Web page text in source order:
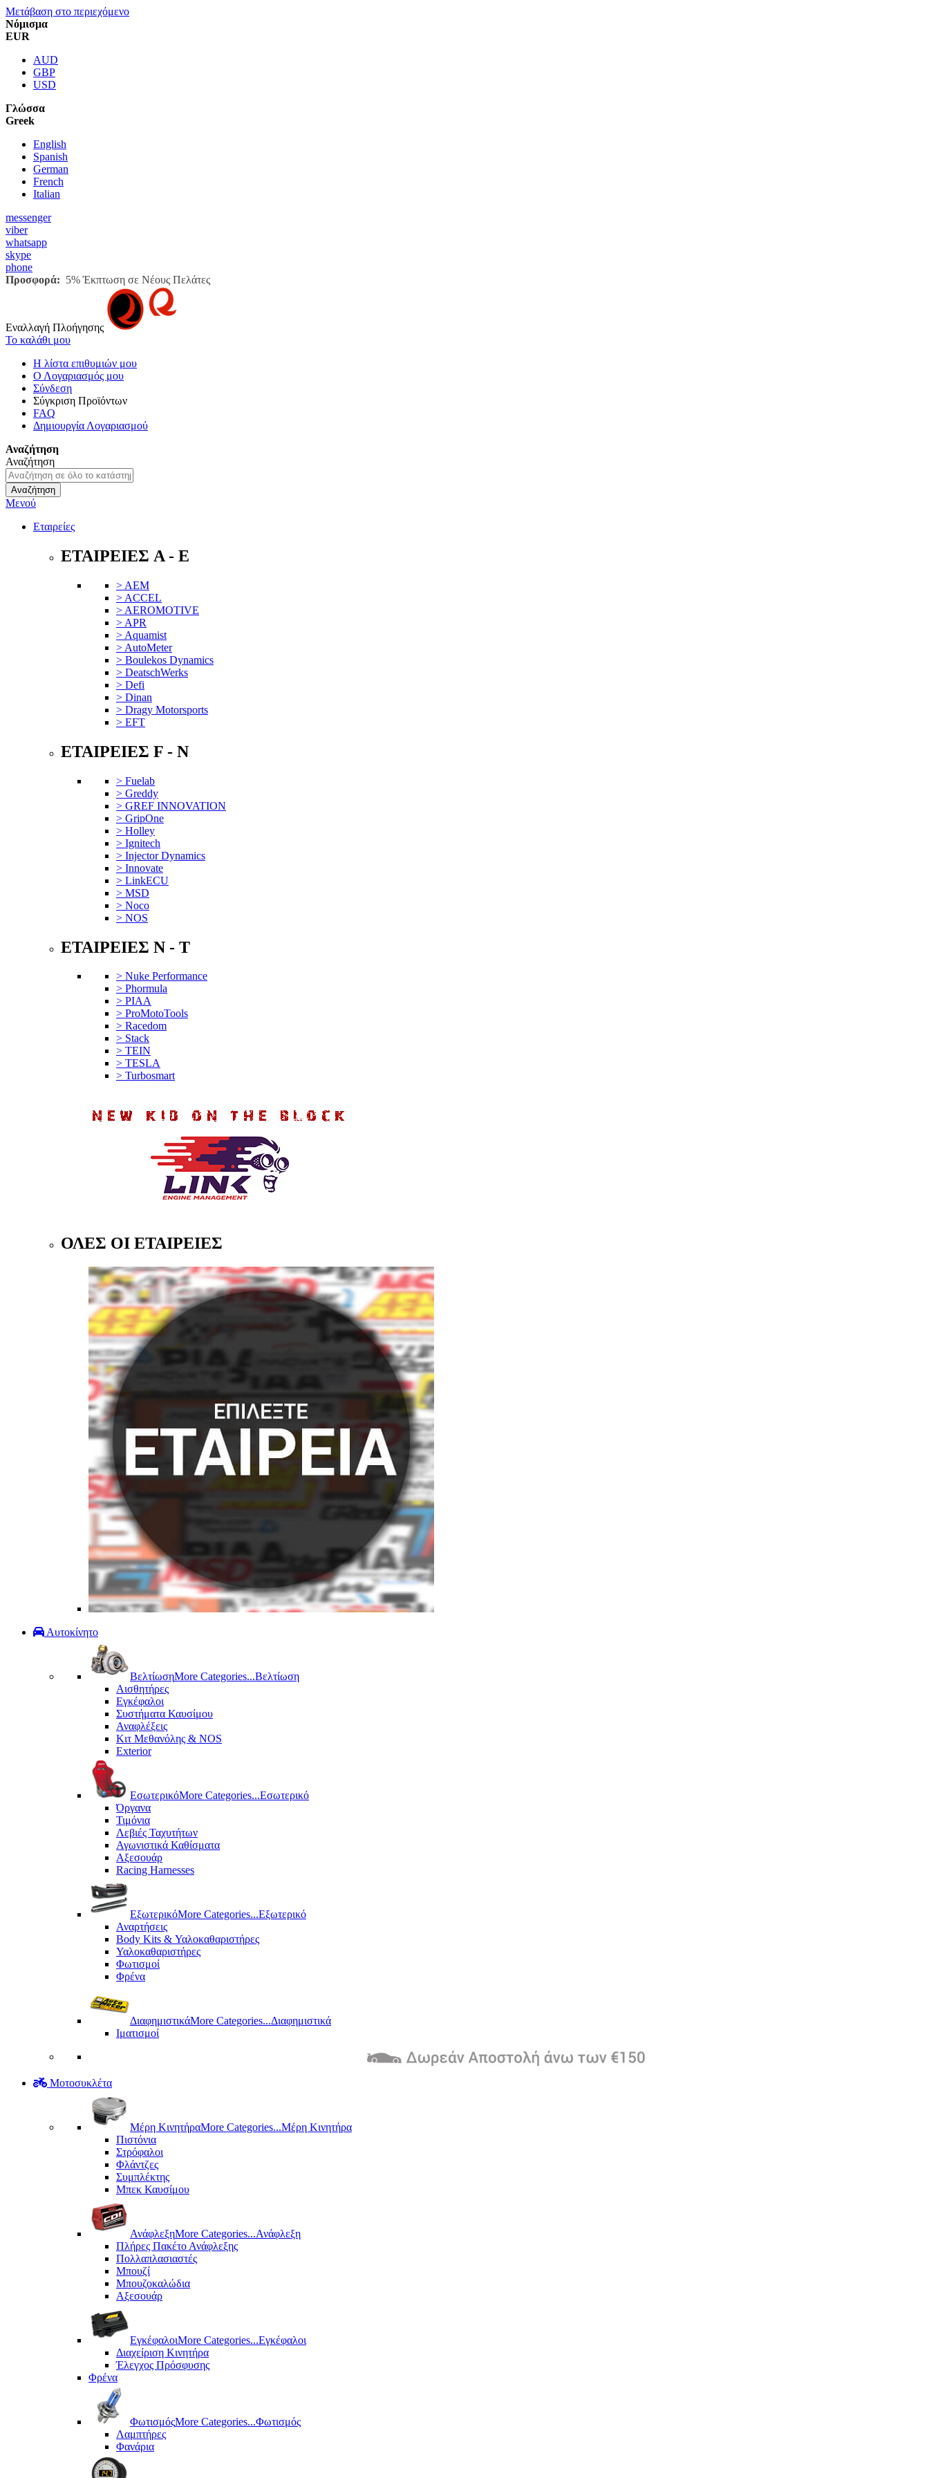
Μετάβαση στο περιεχόμενο
Νόμισμα
EUR
AUD
GBP
USD
Γλώσσα
Greek
English
Spanish
German
French
Italian
messenger
viber
whatsapp
skype
phone
Προσφορά: 5% Έκπτωση σε Νέους Πελάτες
Εναλλαγή Πλοήγησης
Το καλάθι μου
Η λίστα επιθυμιών μου
Ο Λογαριασμός μου
Σύνδεση
Σύγκριση Προϊόντων
FAQ
Δημιουργία Λογαριασμού
Αναζήτηση
Αναζήτηση
Αναζήτηση
Μενού
Εταιρείες
ΕΤΑΙΡΕΙΕΣ A - E
> AEM
> ACCEL
> AEROMOTIVE
> APR
> Aquamist
> AutoMeter
> Boulekos Dynamics
> DeatschWerks
> Defi
> Dinan
> Dragy Motorsports
> EFT
ΕΤΑΙΡΕΙΕΣ F - N
> Fuelab
> Greddy
> GREF INNOVATION
> GripOne
> Holley
> Ignitech
> Injector Dynamics
> Innovate
> LinkECU
> MSD
> Noco
> NOS
ΕΤΑΙΡΕΙΕΣ N - T
> Nuke Performance
> Phormula
> PIAA
> ProMotoTools
> Racedom
> Stack
> TEIN
> TESLA
> Turbosmart
ΟΛΕΣ ΟΙ ΕΤΑΙΡΕΙΕΣ
Αυτοκίνητο
ΒελτίωσηMore Categories...Βελτίωση
Αισθητήρες
Εγκέφαλοι
Συστήματα Καυσίμου
Αναφλέξεις
Κιτ Μεθανόλης & ΝΟS
Exterior
ΕσωτερικόMore Categories...Εσωτερικό
Όργανα
Τιμόνια
Λεβιές Ταχυτήτων
Αγωνιστικά Καθίσματα
Αξεσουάρ
Racing Harnesses
ΕξωτερικόMore Categories...Εξωτερικό
Αναρτήσεις
Body Kits & Υαλοκαθαριστήρες
Υαλοκαθαριστήρες
Φωτισμοί
Φρένα
ΔιαφημιστικάMore Categories...Διαφημιστικά
Ιματισμοί
Μοτοσυκλέτα
Μέρη KινητήραMore Categories...Μέρη Kινητήρα
Πιστόνια
Στρόφαλοι
Φλάντζες
Συμπλέκτης
Μπεκ Καυσίμου
ΑνάφλεξηMore Categories...Ανάφλεξη
Πλήρες Πακέτο Ανάφλεξης
Πολλαπλασιαστές
Μπουζί
Μπουζοκαλώδια
Αξεσουάρ
ΕγκέφαλοιMore Categories...Εγκέφαλοι
Διαχείριση Κινητήρα
Έλεγχος Πρόσφυσης
Φρένα
ΦωτισμόςMore Categories...Φωτισμός
Λαμπτήρες
Φανάρια